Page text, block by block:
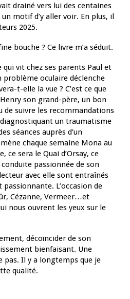
drainé vers lui des centaines
motif d’y aller voir. En plus, il
2025.
bouche ? Ce livre m’a séduit.
vit chez ses parents Paul et
problème oculaire déclenche
t-elle la vue ? C’est ce que
son grand-père, un bon
de suivre les recommandations
un traumatisme
séances auprès d’un
chaque semaine Mona au
ce sera le Quai d’Orsay, ce
passionnée de son
avec elle sont entraînés
L’occasion de
Cézanne, Vermeer…et
nous ouvrent les yeux sur le
décoïncider de son
bienfaisant. Une
pas. Il y a longtemps que je
qualité.